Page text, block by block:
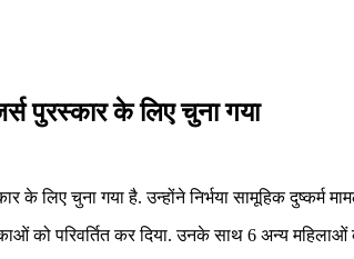
पुरस्कार के लिए चुना गया
के लिए चुना गया है. उन्होंने निर्भया सामूहिक दुष्कर्म
को परिवर्तित कर दिया. उनके साथ 6 अन्‍य महिलाओं